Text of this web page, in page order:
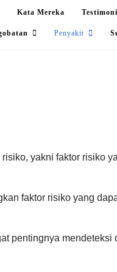
Kata Mereka Testimoni
Penyakit
yakni faktor risiko
faktor risiko yang
pentingnya mendeteksi